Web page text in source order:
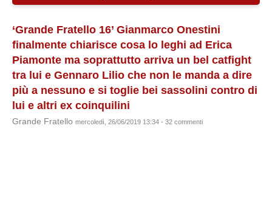
‘Grande Fratello 16’ Gianmarco Onestini
finalmente chiarisce cosa lo leghi ad Erica
Piamonte ma soprattutto arriva un bel catfight
tra lui e Gennaro Lilio che non le manda a dire
più a nessuno e si toglie bei sassolini contro di
lui e altri ex coinquilini
Grande Fratello mercoledì, 26/06/2019 13:34 - 32 commenti